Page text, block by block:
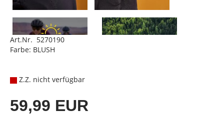
Art.Nr. 5270190
Farbe: BLUSH
Z.Z. nicht verfügbar
59,99 EUR